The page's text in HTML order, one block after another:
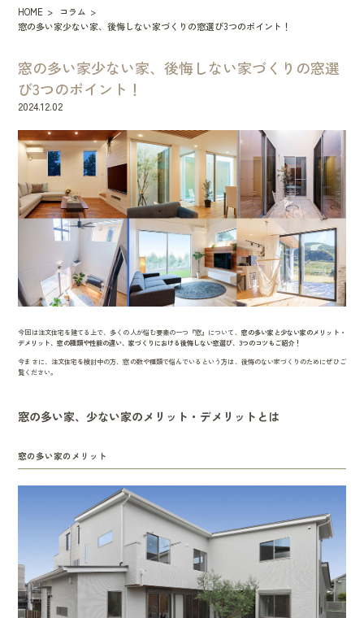
HOME
コラム
窓の多い家少ない家、後悔しない家づくりの窓選び3つのポイント！
窓の多い家少ない家、後悔しない家づくりの窓選
び3つのポイント！
2024.12.02
今回は注文住宅を建てる上で、多くの人が悩む要素の一つ『窓』について、 窓の多い家と少ない家のメリット・
デメリット、窓の種類や性能の違い、家づくりにおける後悔しない窓選び、3つのコツもご紹介！
今まさに、注文住宅を検討中の方、窓の数や種類で悩んでいるという方は、後悔のない家づくりのためにぜひご
覧ください。
窓の多い家、少ない家のメリット・デメリットとは
窓の多い家のメリット